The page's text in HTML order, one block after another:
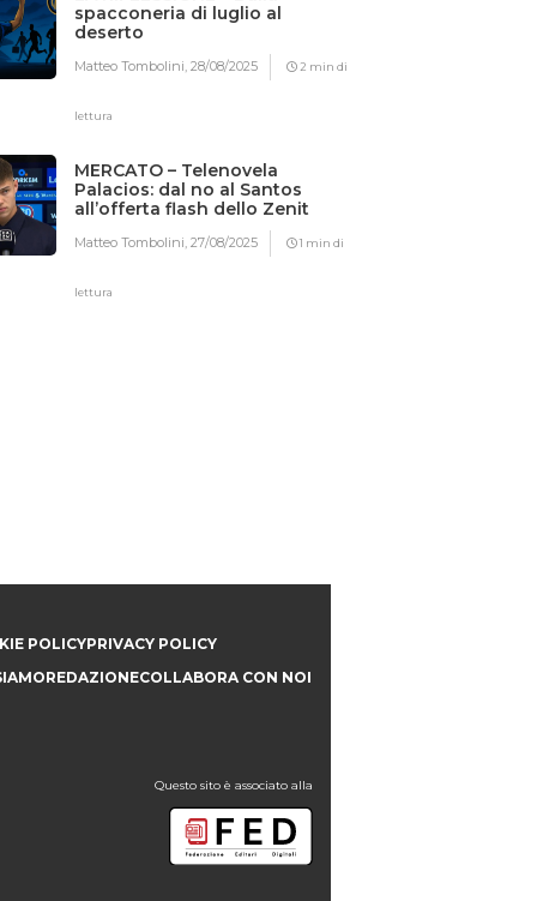
spacconeria di luglio al
deserto
Matteo Tombolini,28/08/2025 2 min di
lettura
MERCATO – Telenovela
Palacios: dal no al Santos
all’offerta flash dello Zenit
Matteo Tombolini,27/08/2025 1 min di
lettura
POLICYPRIVACY POLICY
REDAZIONECOLLABORA CON NOI
Questo sito è associato alla